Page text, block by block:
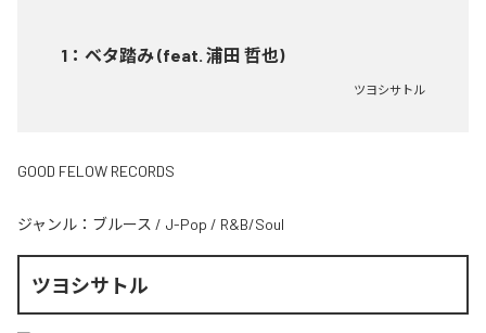
1 ： ベタ踏み (feat. 浦田 哲也)
ツヨシサトル
GOOD FELOW RECORDS
ジャンル： ブルース / J-Pop / R&B/Soul
ツヨシサトル